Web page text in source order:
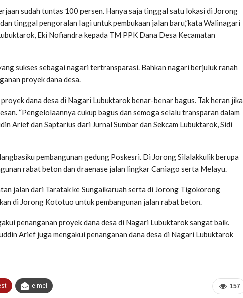
sudah tuntas 100 persen. Hanya saja tinggal satu lokasi di Jorong
tinggal pengoralan lagi untuk pembukaan jalan baru,”kata Walinagari
Eki Nofiandra kepada TM PPK Dana Desa Kecamatan
sukses sebagai nagari tertransparasi. Bahkan nagari berjuluk ranah
proyek dana desa.
dana desa di Nagari Lubuktarok benar-benar bagus. Tak heran jika
“Pengelolaannya cukup bagus dan semoga selalu transparan dalam
Arief dan Saptarius dari Jurnal Sumbar dan Sekcam Lubuktarok, Sidi
pembangunan gedung Poskesri. Di Jorong Silalakkulik berupa
rabat beton dan draenase jalan lingkar Caniago serta Melayu.
jalan dari Taratak ke Sungaikaruah serta di Jorong Tigokorong
di Jorong Kototuo untuk pembangunan jalan rabat beton.
penanganan proyek dana desa di Nagari Lubuktarok sangat baik.
Arief juga mengakui penanganan dana desa di Nagari Lubuktarok
157
e-mel